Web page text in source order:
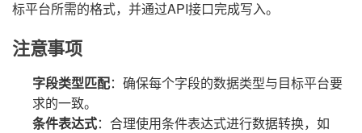
标平台所需的格式，并通过API接口完成写入。
注意事项
字段类型匹配：确保每个字段的数据类型与目标平台要
求的一致。
条件表达式：合理使用条件表达式进行数据转换，如